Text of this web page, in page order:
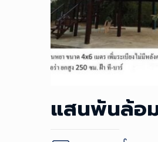
แสนพันล้อ